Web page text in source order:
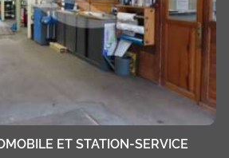
ET STATION-SERVICE